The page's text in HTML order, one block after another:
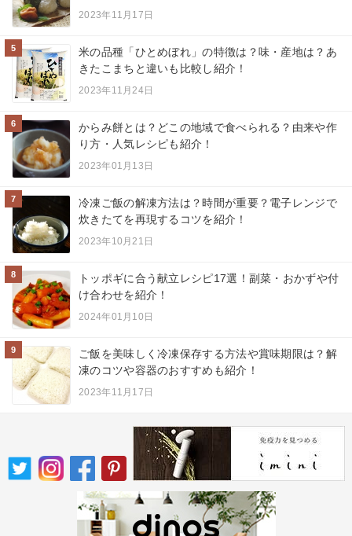
2023年11月17日
5
米の品種「ひとめぼれ」の特徴は？味・産地は？あ
きたこまちと違いも比較し紹介！
2023年11月24日
6
からみ餅とは？どこの地域で食べられる？由来や作
り方・人気レシピも紹介！
2023年01月13日
7
冷凍ご飯の解凍方法は？時間が重要？電子レンジで
炊きたてを再現するコツを紹介！
2023年10月21日
8
トッポギに合う献立レシピ17選！副菜・おかずや付
け合わせを紹介！
2024年01月10日
9
ご飯を美味しく冷凍保存する方法や賞味期限は？解
凍のコツや容器のおすすめも紹介！
2023年11月17日